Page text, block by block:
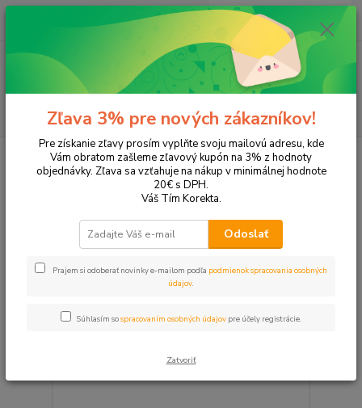
Hľadať
ks
za 0,00 EUR
Tonery a náplne do tlačiarní Brother DCP-J105
Upresniť parametre
Najdrahšie
Zobrazujem 1-2 z 2
Zľava 3% pre nových zákazníkov!
Pre získanie zľavy prosím vyplňte svoju mailovú adresu, kde
Vám obratom zašleme zľavový kupón na 3% z hodnoty
objednávky. Zľava sa vzťahuje na nákup v minimálnej hodnote
20€ s DPH.
Váš Tím Korekta.
Odoslať
Prajem si odoberať novinky e-mailom podľa podmienok spracovania osobných
údajov.
Súhlasím sospracovaním osobných údajov pre účely registrácie.
Zatvoriť